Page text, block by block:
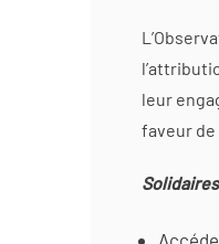
leur
faveur de